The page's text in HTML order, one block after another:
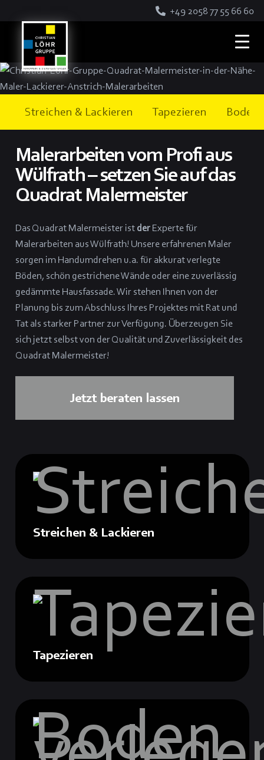
+49 2058 77 55 66 60
Streichen & Lackieren Tapezieren Boden
Malerarbeiten vom Profi aus
Wülfrath – setzen Sie auf das
Quadrat Malermeister
Das Quadrat Malermeister istderExperte für
Malerarbeiten aus Wülfrath! Unsere erfahrenen Maler
sorgen im Handumdrehen u.a. für akkurat verlegte
Böden, schön gestrichene Wände oder eine zuverlässig
gedämmte Hausfassade. Wir stehen Ihnen von der
Planung bis zum Abschluss Ihres Projektes mit Rat und
Tat als starker Partner zur Verfügung. Überzeugen Sie
sich jetzt selbst von der Qualität und Zuverlässigkeit des
Quadrat Malermeister!
Jetzt beraten lassen
Streichen & Lackieren
Tapezieren